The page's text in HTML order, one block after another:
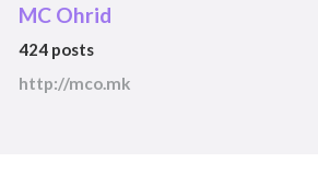
MC Ohrid
424 posts
http://mco.mk